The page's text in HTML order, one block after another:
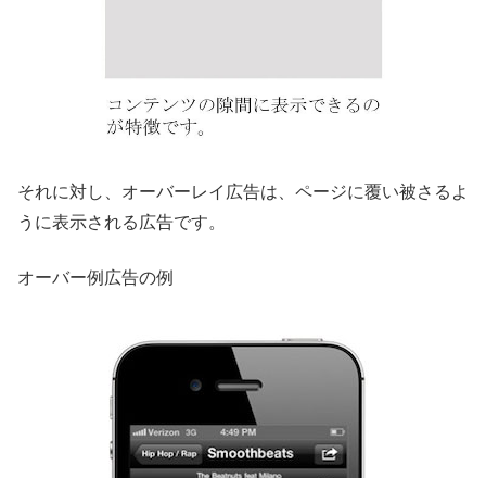
それに対し、オーバーレイ広告は、ページに覆い被さるよ
うに表示される広告です。
オーバー例広告の例